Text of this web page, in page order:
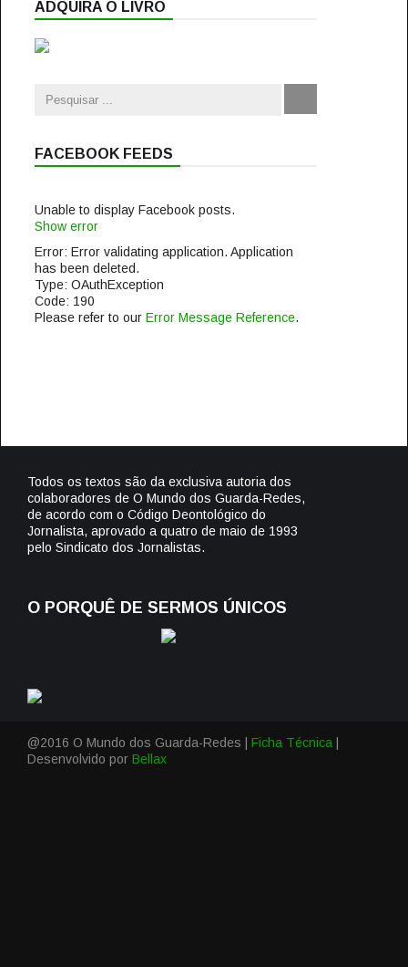
ADQUIRA O LIVRO
FACEBOOK FEEDS
Unable to display Facebook posts.
Show error
Error: Error validating application. Application
has been deleted.
Type: OAuthException
Code: 190
Please refer to our Error Message Reference.
Todos os textos são da exclusiva autoria dos
colaboradores de O Mundo dos Guarda-Redes,
de acordo com o Código Deontológico do
Jornalista, aprovado a quatro de maio de 1993
pelo Sindicato dos Jornalistas.
O PORQUÊ DE SERMOS ÚNICOS
@2016 O Mundo dos Guarda-Redes | Ficha Técnica
Desenvolvido por Bellax